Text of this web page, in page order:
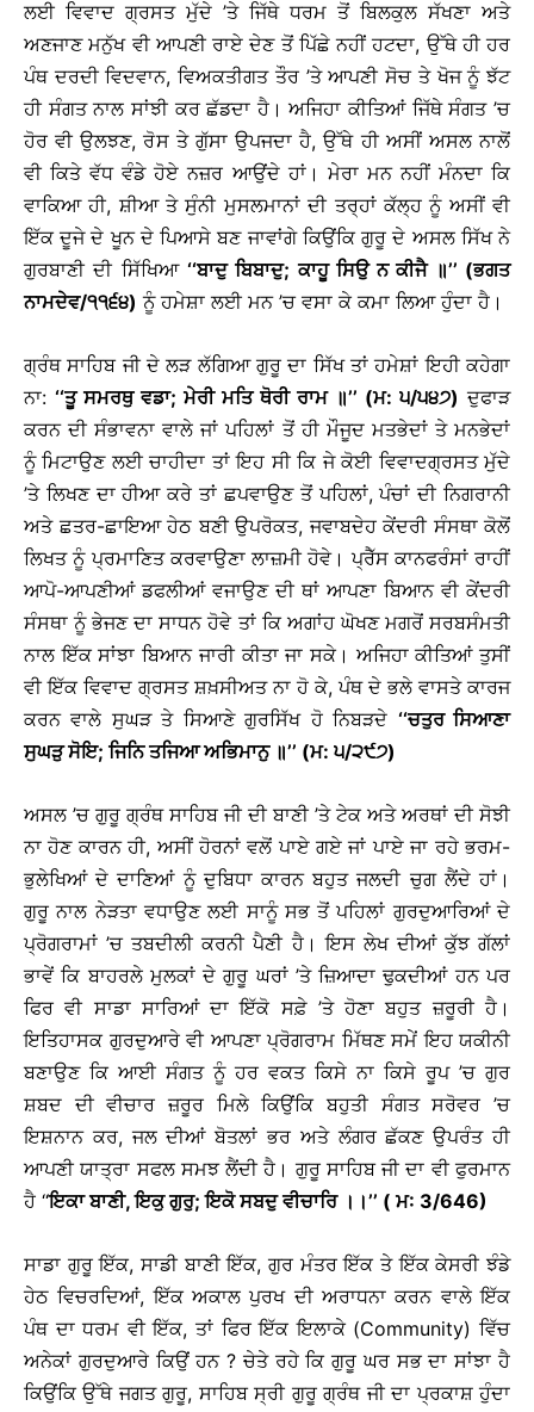
ਲਈ ਵਿਵਾਦ ਗ੍ਰਸਤ ਮੁੱਦੇ ’ਤੇ ਜਿੱਥੇ ਧਰਮ ਤੋਂ ਬਿਲਕੁਲ ਸੱਖਣਾ ਅਤੇ
ਅਣਜਾਣ ਮਨੁੱਖ ਵੀ ਆਪਣੀ ਰਾਏ ਦੇਣ ਤੋਂ ਪਿੱਛੇ ਨਹੀਂ ਹਟਦਾ, ਉੱਥੇ ਹੀ ਹਰ
ਪੰਥ ਦਰਦੀ ਵਿਦਵਾਨ, ਵਿਅਕਤੀਗਤ ਤੌਰ ’ਤੇ ਆਪਣੀ ਸੋਚ ਤੇ ਖੋਜ ਨੂੰ ਝੱਟ
ਹੀ ਸੰਗਤ ਨਾਲ ਸਾਂਝੀ ਕਰ ਛੱਡਦਾ ਹੈ। ਅਜਿਹਾ ਕੀਤਿਆਂ ਜਿੱਥੇ ਸੰਗਤ ’ਚ
ਹੋਰ ਵੀ ਉਲਝਣ, ਰੋਸ ਤੇ ਗੁੱਸਾ ਉਪਜਦਾ ਹੈ, ਉੱਥੇ ਹੀ ਅਸੀਂ ਅਸਲ ਨਾਲੋਂ
ਵੀ ਕਿਤੇ ਵੱਧ ਵੰਡੇ ਹੋਏ ਨਜ਼ਰ ਆਉਂਦੇ ਹਾਂ। ਮੇਰਾ ਮਨ ਨਹੀਂ ਮੰਨਦਾ ਕਿ
ਵਾਕਿਆ ਹੀ, ਸ਼ੀਆ ਤੇ ਸੁੰਨੀ ਮੁਸਲਮਾਨਾਂ ਦੀ ਤਰ੍ਹਾਂ ਕੱਲ੍ਹ ਨੂੰ ਅਸੀਂ ਵੀ
ਇੱਕ ਦੂਜੇ ਦੇ ਖੂਨ ਦੇ ਪਿਆਸੇ ਬਣ ਜਾਵਾਂਗੇ ਕਿਉਂਕਿ ਗੁਰੂ ਦੇ ਅਸਲ ਸਿੱਖ ਨੇ
ਗੁਰਬਾਣੀ ਦੀ ਸਿੱਖਿਆ ‘‘ਬਾਦੁ ਬਿਬਾਦੁ; ਕਾਹੂ ਸਿਉ ਨ ਕੀਜੈ ॥’’ (ਭਗਤ
ਨਾਮਦੇਵ/੧੧੬੪) ਨੂੰ ਹਮੇਸ਼ਾ ਲਈ ਮਨ ’ਚ ਵਸਾ ਕੇ ਕਮਾ ਲਿਆ ਹੁੰਦਾ ਹੈ।
ਗ੍ਰੰਥ ਸਾਹਿਬ ਜੀ ਦੇ ਲੜ ਲੱਗਿਆ ਗੁਰੂ ਦਾ ਸਿੱਖ ਤਾਂ ਹਮੇਸ਼ਾਂ ਇਹੀ ਕਹੇਗਾ
ਨਾ: ‘‘ਤੂ ਸਮਰਥੁ ਵਡਾ; ਮੇਰੀ ਮਤਿ ਥੋਰੀ ਰਾਮ ॥’’ (ਮ: ੫/੫੪੭) ਦੁਫਾੜ
ਕਰਨ ਦੀ ਸੰਭਾਵਨਾ ਵਾਲੇ ਜਾਂ ਪਹਿਲਾਂ ਤੋਂ ਹੀ ਮੌਜੂਦ ਮਤਭੇਦਾਂ ਤੇ ਮਨਭੇਦਾਂ
ਨੂੰ ਮਿਟਾਉਣ ਲਈ ਚਾਹੀਦਾ ਤਾਂ ਇਹ ਸੀ ਕਿ ਜੇ ਕੋਈ ਵਿਵਾਦਗ੍ਰਸਤ ਮੁੱਦੇ
’ਤੇ ਲਿਖਣ ਦਾ ਹੀਆ ਕਰੇ ਤਾਂ ਛਪਵਾਉਣ ਤੋਂ ਪਹਿਲਾਂ, ਪੰਚਾਂ ਦੀ ਨਿਗਰਾਨੀ
ਅਤੇ ਛਤਰ-ਛਾਇਆ ਹੇਠ ਬਣੀ ਉਪਰੋਕਤ, ਜਵਾਬਦੇਹ ਕੇਂਦਰੀ ਸੰਸਥਾ ਕੋਲੋਂ
ਲਿਖਤ ਨੂੰ ਪ੍ਰਮਾਣਿਤ ਕਰਵਾਉਣਾ ਲਾਜ਼ਮੀ ਹੋਵੇ। ਪ੍ਰੈੱਸ ਕਾਨਫਰੰਸਾਂ ਰਾਹੀਂ
ਆਪੋ-ਆਪਣੀਆਂ ਡਫਲੀਆਂ ਵਜਾਉਣ ਦੀ ਥਾਂ ਆਪਣਾ ਬਿਆਨ ਵੀ ਕੇਂਦਰੀ
ਸੰਸਥਾ ਨੂੰ ਭੇਜਣ ਦਾ ਸਾਧਨ ਹੋਵੇ ਤਾਂ ਕਿ ਅਗਾਂਹ ਘੋਖਣ ਮਗਰੋਂ ਸਰਬਸੰਮਤੀ
ਨਾਲ ਇੱਕ ਸਾਂਝਾ ਬਿਆਨ ਜਾਰੀ ਕੀਤਾ ਜਾ ਸਕੇ। ਅਜਿਹਾ ਕੀਤਿਆਂ ਤੁਸੀਂ
ਵੀ ਇੱਕ ਵਿਵਾਦ ਗ੍ਰਸਤ ਸ਼ਖ਼ਸੀਅਤ ਨਾ ਹੋ ਕੇ, ਪੰਥ ਦੇ ਭਲੇ ਵਾਸਤੇ ਕਾਰਜ
ਕਰਨ ਵਾਲੇ ਸੁਘੜ ਤੇ ਸਿਆਣੇ ਗੁਰਸਿੱਖ ਹੋ ਨਿਬੜਦੇ ‘‘ਚਤੁਰ ਸਿਆਣਾ
ਸੁਘੜੁ ਸੋਇ; ਜਿਨਿ ਤਜਿਆ ਅਭਿਮਾਨੁ ॥’’ (ਮ: ੫/੨੯੭)
ਅਸਲ ’ਚ ਗੁਰੂ ਗ੍ਰੰਥ ਸਾਹਿਬ ਜੀ ਦੀ ਬਾਣੀ ’ਤੇ ਟੇਕ ਅਤੇ ਅਰਥਾਂ ਦੀ ਸੋਝੀ
ਨਾ ਹੋਣ ਕਾਰਨ ਹੀ, ਅਸੀਂ ਹੋਰਨਾਂ ਵਲੋਂ ਪਾਏ ਗਏ ਜਾਂ ਪਾਏ ਜਾ ਰਹੇ ਭਰਮ-
ਭੁਲੇਖਿਆਂ ਦੇ ਦਾਣਿਆਂ ਨੂੰ ਦੁਬਿਧਾ ਕਾਰਨ ਬਹੁਤ ਜਲਦੀ ਚੁਗ ਲੈਂਦੇ ਹਾਂ।
ਗੁਰੂ ਨਾਲ ਨੇੜਤਾ ਵਧਾਉਣ ਲਈ ਸਾਨੂੰ ਸਭ ਤੋਂ ਪਹਿਲਾਂ ਗੁਰਦੁਆਰਿਆਂ ਦੇ
ਪ੍ਰੋਗਰਾਮਾਂ ’ਚ ਤਬਦੀਲੀ ਕਰਨੀ ਪੈਣੀ ਹੈ। ਇਸ ਲੇਖ ਦੀਆਂ ਕੁੱਝ ਗੱਲਾਂ
ਭਾਵੇਂ ਕਿ ਬਾਹਰਲੇ ਮੁਲਕਾਂ ਦੇ ਗੁਰੂ ਘਰਾਂ ’ਤੇ ਜ਼ਿਆਦਾ ਢੁਕਦੀਆਂ ਹਨ ਪਰ
ਫਿਰ ਵੀ ਸਾਡਾ ਸਾਰਿਆਂ ਦਾ ਇੱਕੋ ਸਫ਼ੇ ’ਤੇ ਹੋਣਾ ਬਹੁਤ ਜ਼ਰੂਰੀ ਹੈ।
ਇਤਿਹਾਸਕ ਗੁਰਦੁਆਰੇ ਵੀ ਆਪਣਾ ਪ੍ਰੋਗਰਾਮ ਮਿੱਥਣ ਸਮੇਂ ਇਹ ਯਕੀਨੀ
ਬਣਾਉਣ ਕਿ ਆਈ ਸੰਗਤ ਨੂੰ ਹਰ ਵਕਤ ਕਿਸੇ ਨਾ ਕਿਸੇ ਰੂਪ ’ਚ ਗੁਰ
ਸ਼ਬਦ ਦੀ ਵੀਚਾਰ ਜ਼ਰੂਰ ਮਿਲੇ ਕਿਉਂਕਿ ਬਹੁਤੀ ਸੰਗਤ ਸਰੋਵਰ ’ਚ
ਇਸ਼ਨਾਨ ਕਰ, ਜਲ ਦੀਆਂ ਬੋਤਲਾਂ ਭਰ ਅਤੇ ਲੰਗਰ ਛੱਕਣ ਉਪਰੰਤ ਹੀ
ਆਪਣੀ ਯਾਤ੍ਰਾ ਸਫਲ ਸਮਝ ਲੈਂਦੀ ਹੈ। ਗੁਰੂ ਸਾਹਿਬ ਜੀ ਦਾ ਵੀ ਫੁਰਮਾਨ
ਹੈ ‘‘ਇਕਾ ਬਾਣੀ, ਇਕੁ ਗੁਰੁ; ਇਕੋ ਸਬਦੁ ਵੀਚਾਰਿ ।।’’ ( ਮ: 3/646)
ਸਾਡਾ ਗੁਰੂ ਇੱਕ, ਸਾਡੀ ਬਾਣੀ ਇੱਕ, ਗੁਰ ਮੰਤਰ ਇੱਕ ਤੇ ਇੱਕ ਕੇਸਰੀ ਝੰਡੇ
ਹੇਠ ਵਿਚਰਦਿਆਂ, ਇੱਕ ਅਕਾਲ ਪੁਰਖ ਦੀ ਅਰਾਧਨਾ ਕਰਨ ਵਾਲੇ ਇੱਕ
ਪੰਥ ਦਾ ਧਰਮ ਵੀ ਇੱਕ, ਤਾਂ ਫਿਰ ਇੱਕ ਇਲਾਕੇ (Community) ਵਿੱਚ
ਅਨੇਕਾਂ ਗੁਰਦੁਆਰੇ ਕਿਉਂ ਹਨ ? ਚੇਤੇ ਰਹੇ ਕਿ ਗੁਰੂ ਘਰ ਸਭ ਦਾ ਸਾਂਝਾ ਹੈ
ਕਿਉਂਕਿ ਉੱਥੇ ਜਗਤ ਗੁਰੂ, ਸਾਹਿਬ ਸ੍ਰੀ ਗੁਰੂ ਗ੍ਰੰਥ ਜੀ ਦਾ ਪ੍ਰਕਾਸ਼ ਹੁੰਦਾ